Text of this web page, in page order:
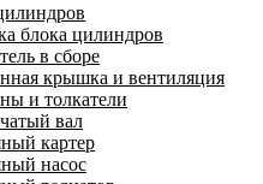
блока цилиндров
в сборе
крышка и вентиляция
и толкатели
вал
картер
насос